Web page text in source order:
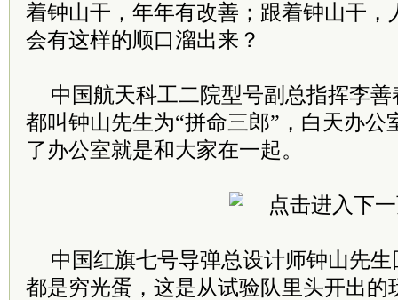
着钟山干，年年有改善；跟着钟山干，
会有这样的顺口溜出来？
中国航天科工二院型号副总指挥李
都叫钟山先生为“拼命三郎”，白天办公
了办公室就是和大家在一起。
中国红旗七号导弹总设计师钟山先
都是穷光蛋，这是从试验队里头开出的